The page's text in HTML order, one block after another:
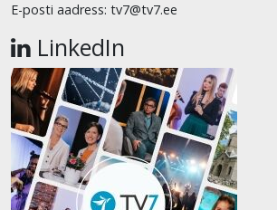
E-posti aadress: tv7@tv7.ee
LinkedIn